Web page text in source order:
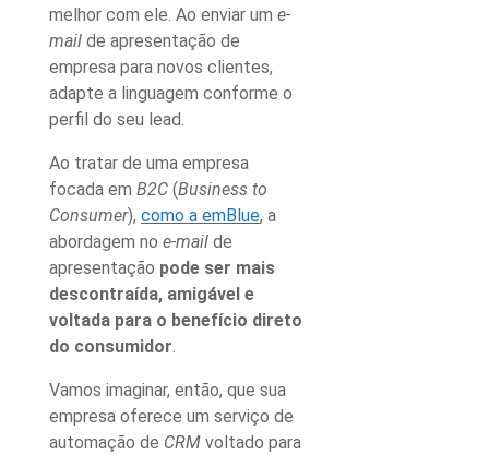
melhor com ele. Ao enviar um e-
mail de apresentação de
empresa para novos clientes,
adapte a linguagem conforme o
perfil do seu lead.
Ao tratar de uma empresa
focada em B2C (Business to
Consumer), como a emBlue, a
abordagem no e-mail de
apresentação pode ser mais
descontraída, amigável e
voltada para o benefício direto
do consumidor.
Vamos imaginar, então, que sua
empresa oferece um serviço de
automação de CRM voltado para